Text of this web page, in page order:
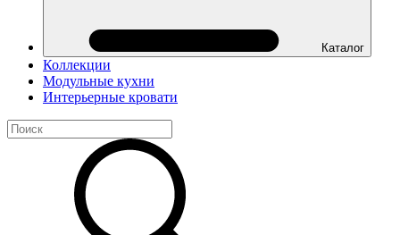
Каталог
Коллекции
Модульные кухни
Интерьерные кровати